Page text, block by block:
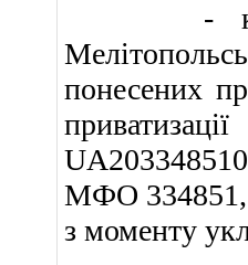
-
понесених
МФО 334851,
з моменту